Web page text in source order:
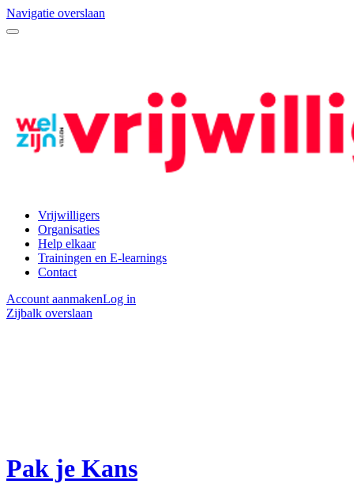
Navigatie overslaan
Vrijwilligers
Organisaties
Help elkaar
Trainingen en E-learnings
Contact
Account aanmakenLog in
Zijbalk overslaan
Pak je Kans